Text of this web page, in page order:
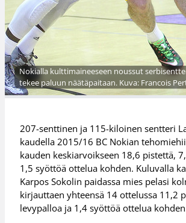
Nokialla kulttimaineeseen noussut
tekee paluun näätäpaitaan. Kuva: Francois
207-senttinen ja 115-kiloinen sentteri
kaudella 2015/16 BC Nokian
kauden keskiarvoikseen 18,6 pistettä,
1,5 syöttöä ottelua kohden. Kuluvalla
Karpos Sokolin paidassa mies pelasi
kirjauttaen yhteensä 14 ottelussa 11,2
levypalloa ja 1,4 syöttöä ottelua